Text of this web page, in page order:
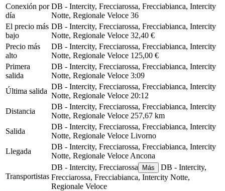
Conexión por
día
DB - Intercity, Frecciarossa, Frecciabianca, Intercity
Notte, Regionale Veloce 36
El precio más
bajo
DB - Intercity, Frecciarossa, Frecciabianca, Intercity
Notte, Regionale Veloce 32,40 €
Precio más
alto
DB - Intercity, Frecciarossa, Frecciabianca, Intercity
Notte, Regionale Veloce 125,00 €
Primera
salida
DB - Intercity, Frecciarossa, Frecciabianca, Intercity
Notte, Regionale Veloce 3:09
Última salida
DB - Intercity, Frecciarossa, Frecciabianca, Intercity
Notte, Regionale Veloce 20:12
Distancia
DB - Intercity, Frecciarossa, Frecciabianca, Intercity
Notte, Regionale Veloce 257,67 km
Salida
DB - Intercity, Frecciarossa, Frecciabianca, Intercity
Notte, Regionale Veloce Livorno
Llegada
DB - Intercity, Frecciarossa, Frecciabianca, Intercity
Notte, Regionale Veloce Ancona
Transportistas
DB - Intercity, Frecciarossa Más
DB - Intercity,
Frecciarossa, Frecciabianca, Intercity Notte,
Regionale Veloce